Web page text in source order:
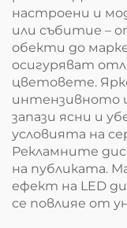
настроени и
или събитие –
обекти до
осигуряват
цветовете.
интензивното
запази ясни и
условията на
Рекламните
на публиката.
ефект на LED
се повлияе от